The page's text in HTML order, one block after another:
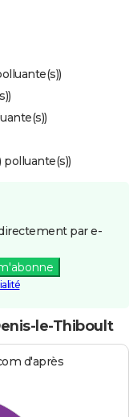
polluante(s))
par e-
le-Thiboult
d'après